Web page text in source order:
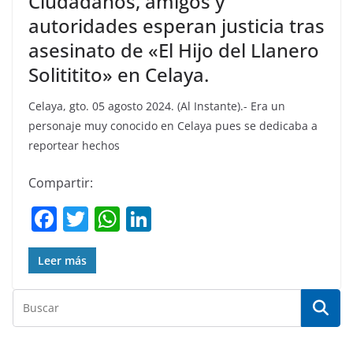
autoridades esperan justicia tras
asesinato de «El Hijo del Llanero
Solititito» en Celaya.
Celaya, gto. 05 agosto 2024. (Al Instante).- Era un
personaje muy conocido en Celaya pues se dedicaba a
reportear hechos
Compartir:
F
a
c
e
b
T
w
itt
er
W
s
A
e
dI
Leer más